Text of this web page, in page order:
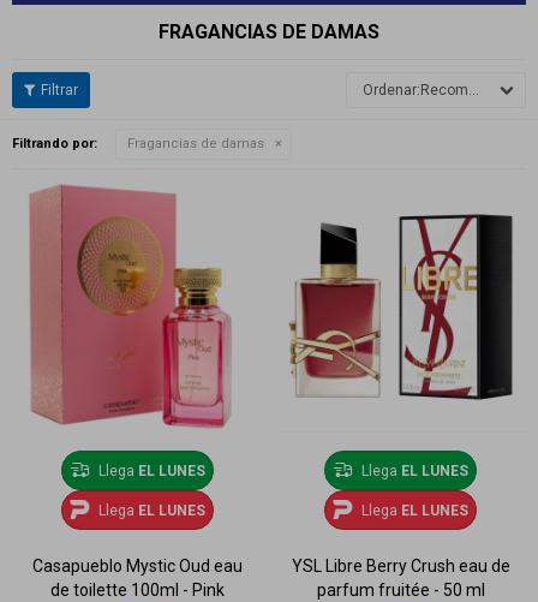
FRAGANCIAS DE DAMAS
Recomendados
Filtrando por: Fragancias de damas
Llega EL LUNES
Llega EL LUNES
Casapueblo Mystic Oud eau
de toilette 100ml - Pink
Llega EL LUNES
Llega EL LUNES
YSL Libre Berry Crush eau de
parfum fruitée - 50 ml